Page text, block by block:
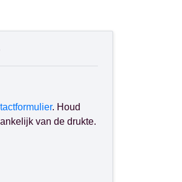
. Houd
van de drukte.